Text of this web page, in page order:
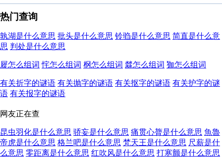
热门查询
孰湖是什么意思 批头是什么意思 铃驺是什么意思 简直是什么意
思 判处是什么意思
㞞怎么组词 㤞怎么组词 㭎怎么组词 㵘怎么组词 㹢怎么组词
有关折字的谜语 有关抛字的谜语 有关抠字的谜语 有关护字的谜
语 有关报字的谜语
网友正在查
昆虫羽化是什么意思 骄妄是什么意思 痛贯心膂是什么意思 魚魯
帝虎是什么意思 格兰吧是什么意思 梵天王是什么意思 尺薪是什
么意思 零距离是什么意思 红吹风是什么意思 打寒颤是什么意思